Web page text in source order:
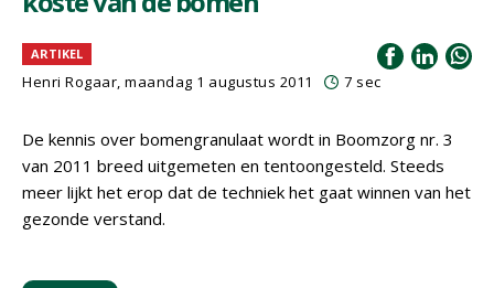
ARTIKEL
Henri Rogaar, maandag 1 augustus 2011 7 sec
De kennis over bomengranulaat wordt in Boomzorg nr. 3
van 2011 breed uitgemeten en tentoongesteld. Steeds
meer lijkt het erop dat de techniek het gaat winnen van het
gezonde verstand.